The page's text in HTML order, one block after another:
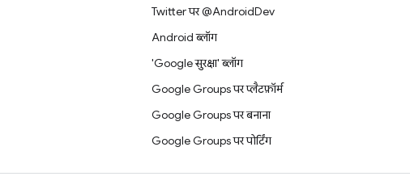
Twitter पर @AndroidDev
Android ब्लॉग
'Google सुरक्षा' ब्लॉग
Google Groups पर प्लैटफ़ॉर्म
Google Groups पर बनाना
Google Groups पर पोर्टिंग